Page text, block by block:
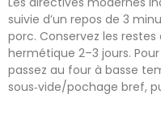
suivie d’un repos de 3
porc. Conservez les
hermétique 2–3 jours.
passez au four à basse
sous‑vide/pochage bref,